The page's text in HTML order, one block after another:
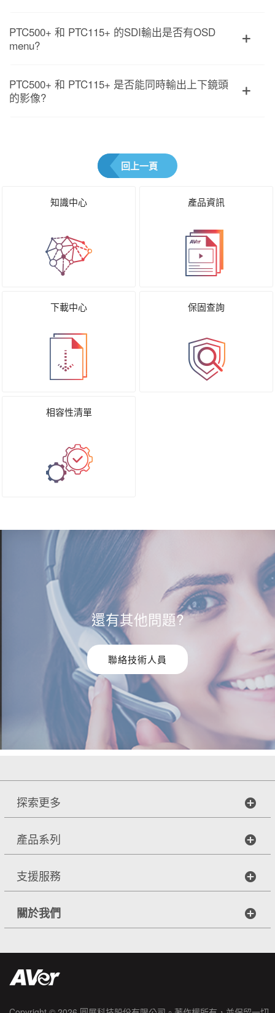
PTC500+ 和 PTC115+ 的SDI輸出是否有OSD
menu?
PTC500+ 和 PTC115+ 是否能同時輸出上下鏡頭
的影像?
回上一頁
知識中心 產品資訊
下載中心 保固查詢
相容性清單
還有其他問題?
聯絡技術人員
探索更多
產品系列
支援服務
關於我們